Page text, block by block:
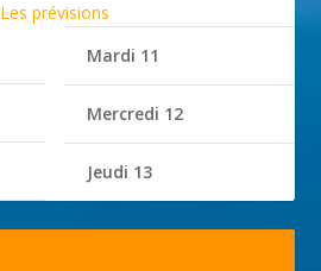
Les prévisions
Mardi 11
Mercredi 12
Jeudi 13